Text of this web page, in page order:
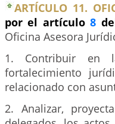
ARTÍCULO 11.
por el artículo8
Oficina Asesora
1. Contribuir en
fortalecimiento
relacionado con
2. Analizar,